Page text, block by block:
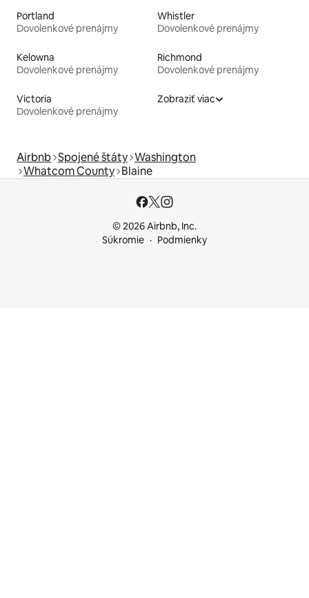
Portland
Dovolenkové prenájmy
Whistler
Dovolenkové prenájmy
Kelowna
Dovolenkové prenájmy
Richmond
Dovolenkové prenájmy
Victoria
Dovolenkové prenájmy
Zobraziť viac
Airbnb Spojené štáty Washington
Whatcom County Blaine
© 2026 Airbnb, Inc.
Súkromie
Podmienky